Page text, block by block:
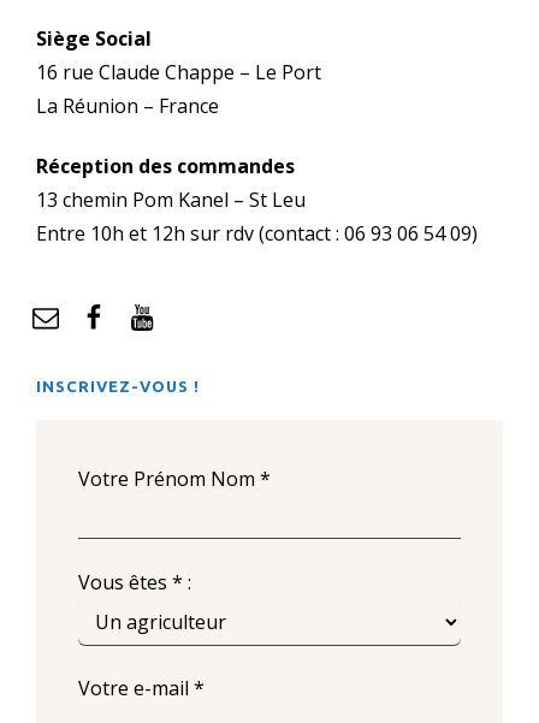
Siège Social
16 rue Claude Chappe – Le Port
La Réunion – France
Réception des commandes
13 chemin Pom Kanel – St Leu
Entre 10h et 12h sur rdv (contact : 06 93 06 54 09)
mail FacebookYouTube
INSCRIVEZ-VOUS !
Votre Prénom Nom *
Vous êtes * :
Votre e-mail *